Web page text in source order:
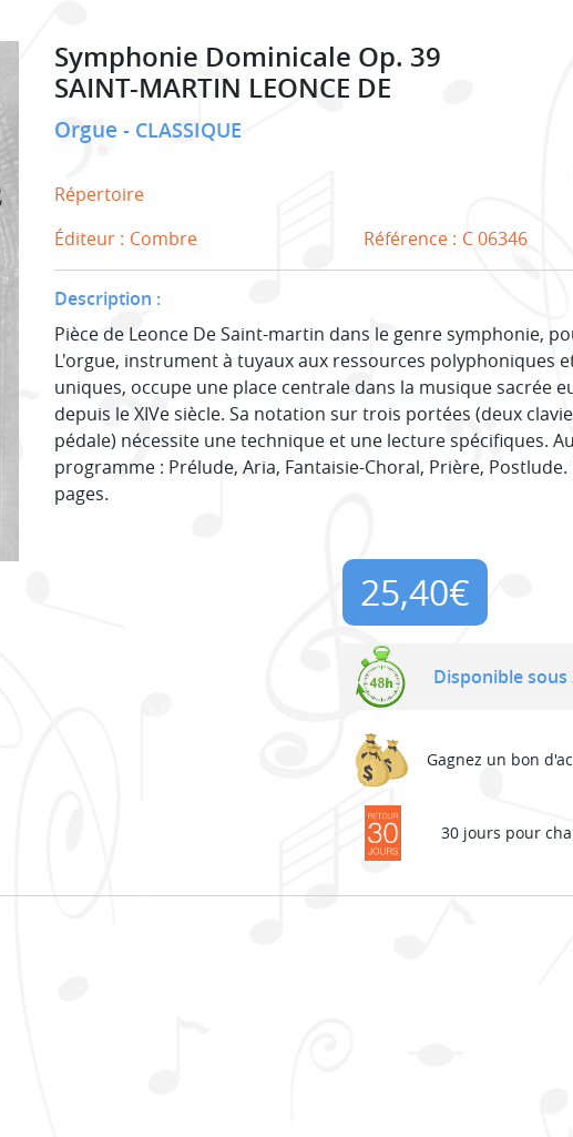
Symphonie Dominicale Op. 39
SAINT-MARTIN LEONCE DE
Orgue CLASSIQUE
Répertoire
Éditeur : Combre Référence : C 06346
Description :
Pièce de Leonce De Saint-martin dans le genre symphonie,
L'orgue, instrument à tuyaux aux ressources polyphoniques
uniques, occupe une place centrale dans la musique sacrée
depuis le XIVe siècle. Sa notation sur trois portées (deux
pédale) nécessite une technique et une lecture spécifiques. Au
programme : Prélude, Aria, Fantaisie-Choral, Prière, Postlude.
pages.
25,40€
Disponible sous
Gagnez un bon
30 jours pour